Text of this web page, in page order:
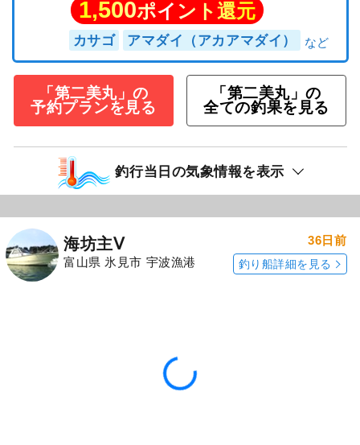
1,500ポイント還元
カサゴ アマダイ（アカアマダイ）
「第二美丸」の
予約プランを見る
「第二美丸」の
全ての釣果を見る
釣行当日の気象情報を表示
海坊主Ⅴ
富山県 氷見市 宇波漁港
36日前
釣り船詳細を見る